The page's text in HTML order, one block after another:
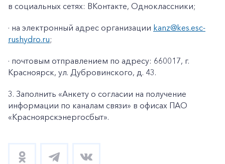
в социальных сетях: ВКонтакте, Одноклассники;
· на электронный адрес организации kanz@kes.esc-
rushydro.ru;
· почтовым отправлением по адресу: 660017, г.
Красноярск, ул. Дубровинского, д. 43.
3. Заполнить «Анкету о согласии на получение
информации по каналам связи» в офисах ПАО
«Красноярскэнергосбыт».